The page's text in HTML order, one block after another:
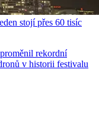
stojí přes 60 tisíc
rekordní
v historii festivalu